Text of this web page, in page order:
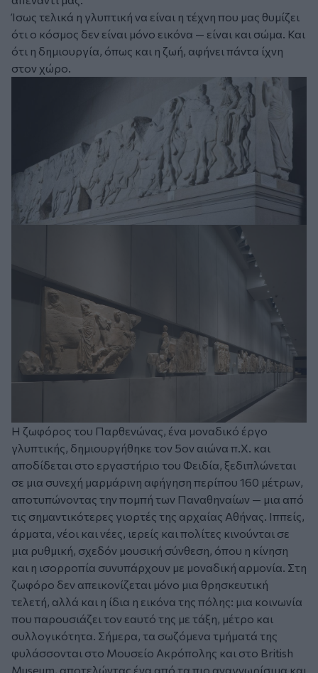
Ίσως τελικά η γλυπτική να είναι η τέχνη που μας θυμίζει
ότι ο κόσμος δεν είναι μόνο εικόνα — είναι και σώμα. Και
ότι η δημιουργία, όπως και η ζωή, αφήνει πάντα ίχνη
στον χώρο.
Η ζωφόρος του Παρθενώνας, ένα μοναδικό έργο
γλυπτικής, δημιουργήθηκε τον 5ον αιώνα π.Χ. και
αποδίδεται στο εργαστήριο του Φειδία, ξεδιπλώνεται
σε μια συνεχή μαρμάρινη αφήγηση περίπου 160 μέτρων,
αποτυπώνοντας την πομπή των Παναθηναίων — μια από
τις σημαντικότερες γιορτές της αρχαίας Αθήνας. Ιππείς,
άρματα, νέοι και νέες, ιερείς και πολίτες κινούνται σε
μια ρυθμική, σχεδόν μουσική σύνθεση, όπου η κίνηση
και η ισορροπία συνυπάρχουν με μοναδική αρμονία. Στη
ζωφόρο δεν απεικονίζεται μόνο μια θρησκευτική
τελετή, αλλά και η ίδια η εικόνα της πόλης: μια κοινωνία
που παρουσιάζει τον εαυτό της με τάξη, μέτρο και
συλλογικότητα. Σήμερα, τα σωζόμενα τμήματά της
φυλάσσονται στο Μουσείο Ακρόπολης και στο British
Museum, αποτελώντας ένα από τα πιο αναγνωρίσιμα και